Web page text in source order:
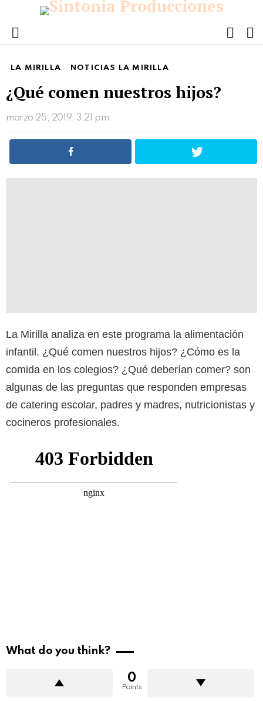
Menu
LA MIRILLA NOTICIAS LA MIRILLA
¿Qué comen nuestros hijos?
marzo 25, 2019, 3:21 pm
La Mirilla analiza en este programa la alimentación
infantil. ¿Qué comen nuestros hijos? ¿Cómo es la
comida en los colegios? ¿Qué deberían comer? son
algunas de las preguntas que responden empresas
de catering escolar, padres y madres, nutricionistas y
cocineros profesionales.
What do you think?
0
Points